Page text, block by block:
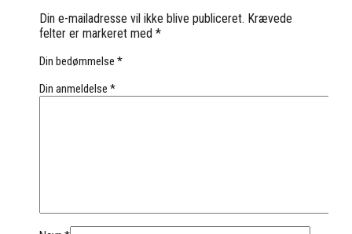
Din e-mailadresse vil ikke blive publiceret. Krævede
felter er markeret med *
Din bedømmelse *
Din anmeldelse *